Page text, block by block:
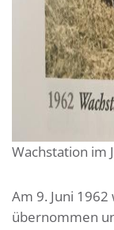
Wachstation im
Am 9. Juni
übernommen